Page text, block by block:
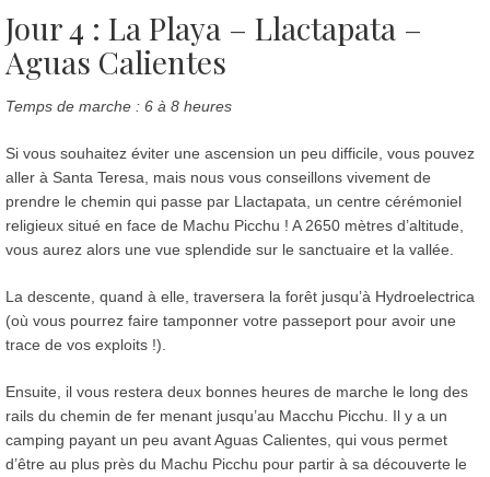
Jour 4 : La Playa – Llactapata –
Aguas Calientes
Temps de marche : 6 à 8 heures
Si vous souhaitez éviter une ascension un peu difficile, vous pouvez
aller à Santa Teresa, mais nous vous conseillons vivement de
prendre le chemin qui passe par Llactapata, un centre cérémoniel
religieux situé en face de Machu Picchu ! A 2650 mètres d’altitude,
vous aurez alors une vue splendide sur le sanctuaire et la vallée.
La descente, quand à elle, traversera la forêt jusqu’à Hydroelectrica
(où vous pourrez faire tamponner votre passeport pour avoir une
trace de vos exploits !).
Ensuite, il vous restera deux bonnes heures de marche le long des
rails du chemin de fer menant jusqu’au Macchu Picchu. Il y a un
camping payant un peu avant Aguas Calientes, qui vous permet
d’être au plus près du Machu Picchu pour partir à sa découverte le